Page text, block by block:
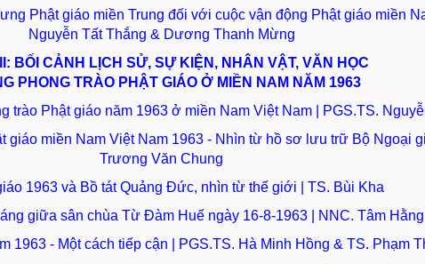
Phật giáo miền Trung đối với cuộc vận động Phật giáo miền
Nguyễn Tất Thắng & Dương Thanh Mừng
BỐI CẢNH LỊCH SỬ, SỰ KIỆN, NHÂN VẬT, VĂN HỌC
PHONG TRÀO PHẬT GIÁO Ở MIỀN NAM NĂM 1963
trào Phật giáo năm 1963 ở miền Nam Việt Nam | PGS.TS.
giáo miền Nam Việt Nam 1963 - Nhìn từ hồ sơ lưu trữ Bộ Ngoại
Trương Văn Chung
1963 và Bồ tát Quảng Đức, nhìn từ thế giới | TS. Bùi Kha
giữa sân chùa Từ Đàm Huế ngày 16-8-1963 | NNC. Tâm
1963 - Một cách tiếp cận | PGS.TS. Hà Minh Hồng & TS. Phạm